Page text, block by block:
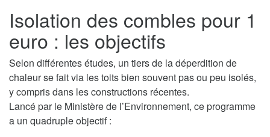
Isolation des combles pour 1
euro : les objectifs
Selon différentes études, un tiers de la déperdition de
chaleur se fait via les toits bien souvent pas ou peu isolés,
y compris dans les constructions récentes.
Lancé par le Ministère de l’Environnement, ce programme
a un quadruple objectif :